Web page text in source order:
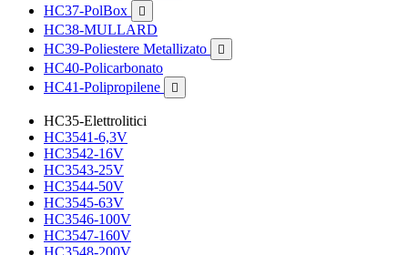
HC37-PolBox

HC38-MULLARD
HC39-Poliestere Metallizato

HC40-Policarbonato
HC41-Polipropilene

HC35-Elettrolitici
HC3541-6,3V
HC3542-16V
HC3543-25V
HC3544-50V
HC3545-63V
HC3546-100V
HC3547-160V
HC3548-200V